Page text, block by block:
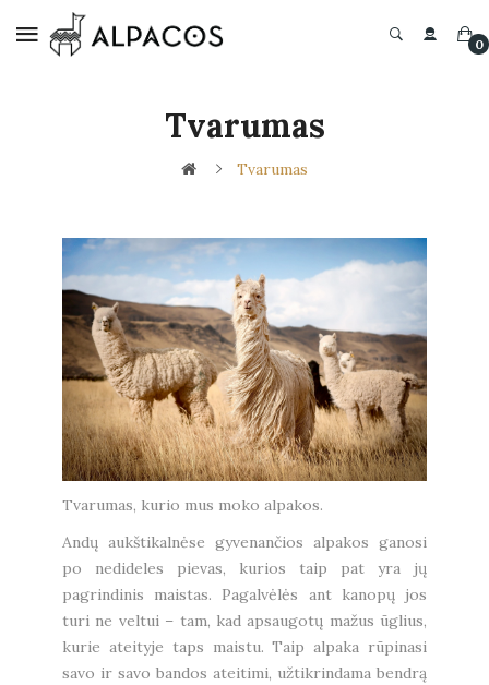
0
Tvarumas
Tvarumas
Tvarumas, kurio mus moko alpakos.
Andų aukštikalnėse gyvenančios alpakos ganosi
po nedideles pievas, kurios taip pat yra jų
pagrindinis maistas. Pagalvėlės ant kanopų jos
turi ne veltui – tam, kad apsaugotų mažus ūglius,
kurie ateityje taps maistu. Taip alpaka rūpinasi
savo ir savo bandos ateitimi, užtikrindama bendrą